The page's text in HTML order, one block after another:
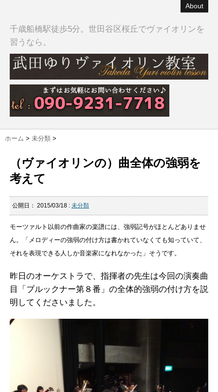
About
千歳船橋駅徒歩5分。世田谷区桜丘でヴァイオリンを
習うなら。
ホーム > 未分類 >
（ヴァイオリンの）曲全体の強弱を
考えて
公開日： 2015/03/18 : 未分類
モーツァルト以前の作曲家の楽譜には、強弱記号がほとんどありませ
ん。「メロディーの強弱の付け方は書かれていなくても知っていて、
それを表現できる人しか音楽家になれなかった」そうです。
昨日のオーケストラで、指揮者の先生は今回の演奏曲
目「ブルックナー第８番」の全体的強弱の付け方を説
明してくださいました。